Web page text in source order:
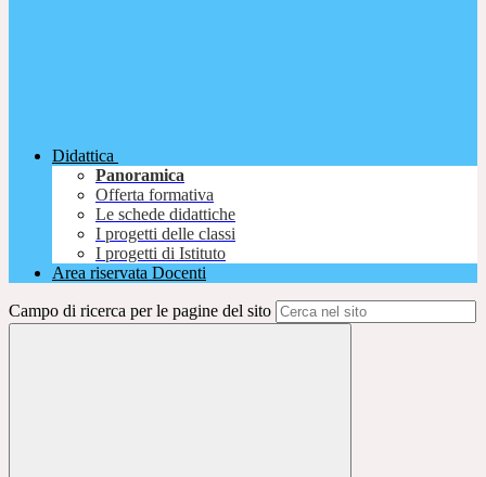
Didattica
Panoramica
Offerta formativa
Le schede didattiche
I progetti delle classi
I progetti di Istituto
Area riservata Docenti
Campo di ricerca per le pagine del sito